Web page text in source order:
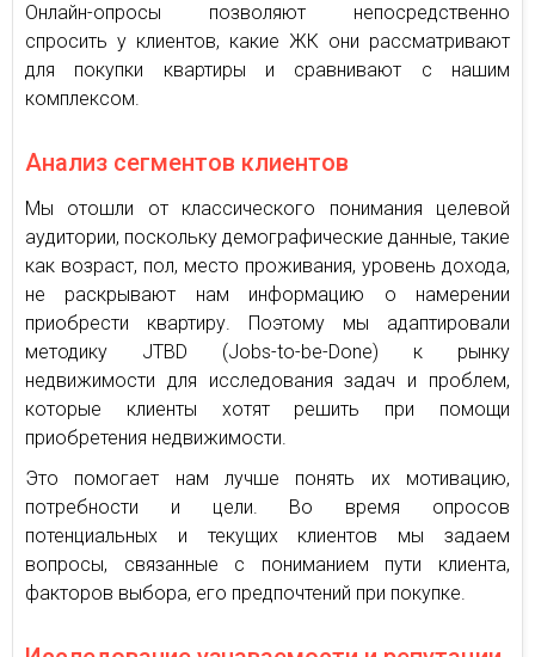
Онлайн-опросы позволяют непосредственно
спросить у клиентов, какие ЖК они рассматривают
для покупки квартиры и сравнивают с нашим
комплексом.
Анализ сегментов клиентов
Мы отошли от классического понимания целевой
аудитории, поскольку демографические данные, такие
как возраст, пол, место проживания, уровень дохода,
не раскрывают нам информацию о намерении
приобрести квартиру. Поэтому мы адаптировали
методику JTBD (Jobs-to-be-Done) к рынку
недвижимости для исследования задач и проблем,
которые клиенты хотят решить при помощи
приобретения недвижимости.
Это помогает нам лучше понять их мотивацию,
потребности и цели. Во время опросов
потенциальных и текущих клиентов мы задаем
вопросы, связанные с пониманием пути клиента,
факторов выбора, его предпочтений при покупке.